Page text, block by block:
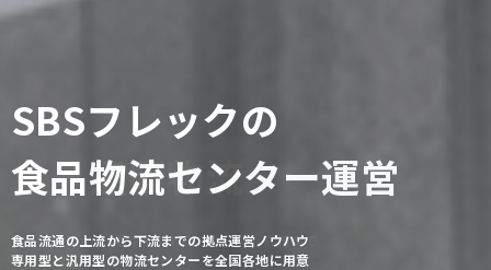
SBSフレックの
食品物流センター運営
食品流通の上流から下流までの拠点運営ノウハウ
専用型と汎用型の物流センターを全国各地に用意